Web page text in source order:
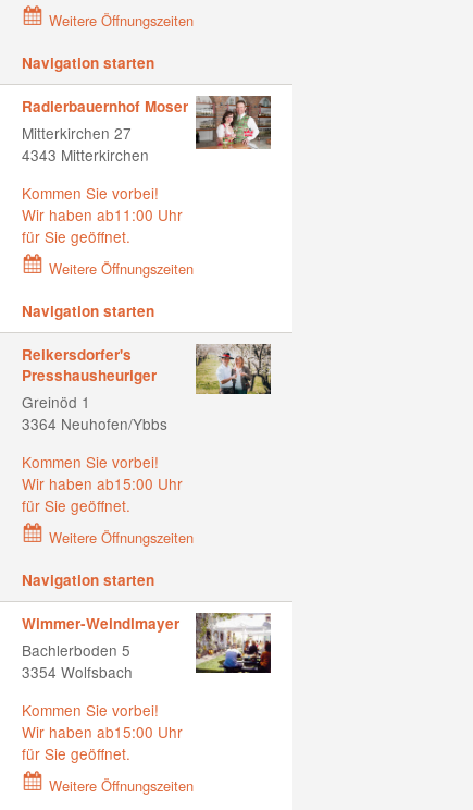
Weitere Öffnungszeiten
Navigation starten
Radlerbauernhof Moser
Mitterkirchen 27
4343 Mitterkirchen
Kommen Sie vorbei!
Wir haben ab11:00 Uhr
für Sie geöffnet.
Weitere Öffnungszeiten
Navigation starten
Reikersdorfer's
Presshausheuriger
Greinöd 1
3364 Neuhofen/Ybbs
Kommen Sie vorbei!
Wir haben ab15:00 Uhr
für Sie geöffnet.
Weitere Öffnungszeiten
Navigation starten
Wimmer-Weindlmayer
Bachlerboden 5
3354 Wolfsbach
Kommen Sie vorbei!
Wir haben ab15:00 Uhr
für Sie geöffnet.
Weitere Öffnungszeiten